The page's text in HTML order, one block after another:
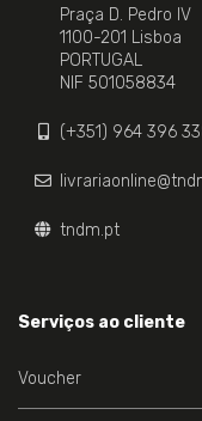
Praça D. Pedro IV
1100-201 Lisboa
PORTUGAL
NIF 501058834
(+351) 964 396
tndm.pt
Serviços ao cliente
Voucher